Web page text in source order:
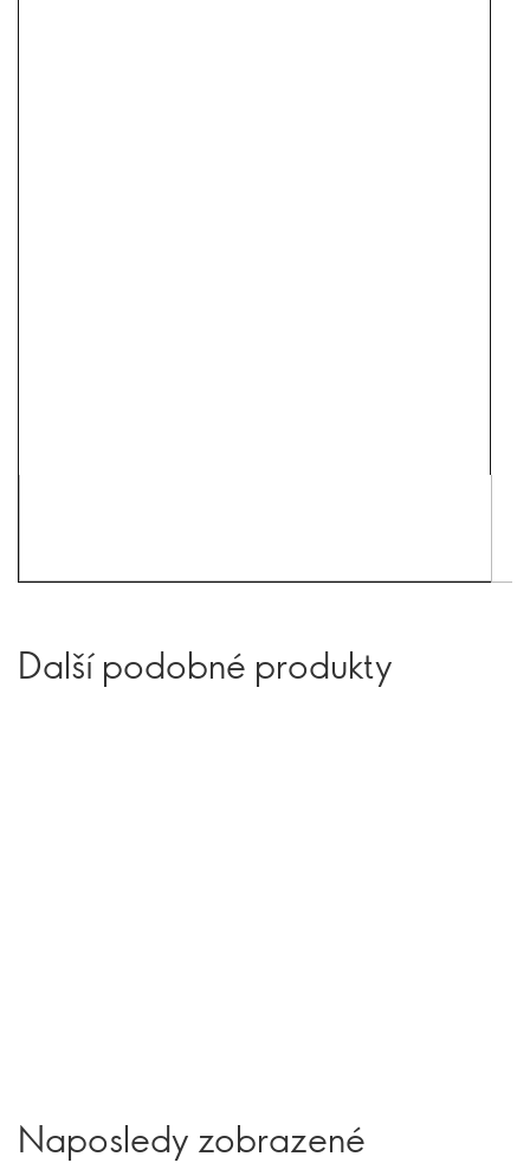
Další podobné produkty
Naposledy zobrazené